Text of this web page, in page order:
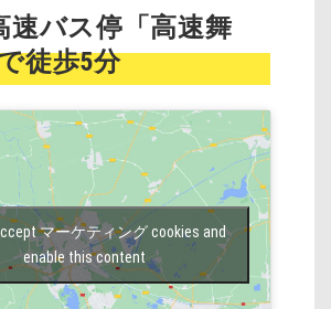
速バス停「高速舞
徒歩5分
マーケティング cookies and
enable this content